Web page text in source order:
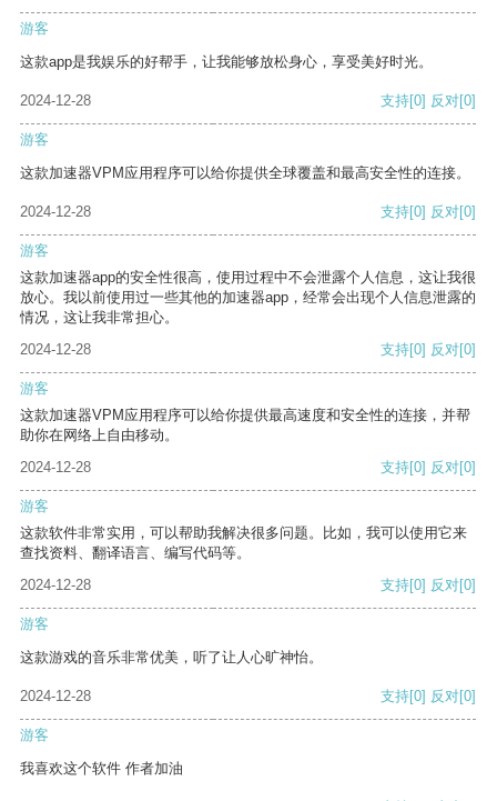
游客
这款app是我娱乐的好帮手，让我能够放松身心，享受美好时光。
2024-12-28 支持[0] 反对[0]
游客
这款加速器VPM应用程序可以给你提供全球覆盖和最高安全性的连接。
2024-12-28 支持[0] 反对[0]
游客
这款加速器app的安全性很高，使用过程中不会泄露个人信息，这让我很
放心。我以前使用过一些其他的加速器app，经常会出现个人信息泄露的
情况，这让我非常担心。
2024-12-28
支持[0] 反对[0]
游客
这款加速器VPM应用程序可以给你提供最高速度和安全性的连接，并帮
助你在网络上自由移动。
2024-12-28
支持[0] 反对[0]
游客
这款软件非常实用，可以帮助我解决很多问题。比如，我可以使用它来
查找资料、翻译语言、编写代码等。
2024-12-28
支持[0] 反对[0]
游客
这款游戏的音乐非常优美，听了让人心旷神怡。
2024-12-28 支持[0] 反对[0]
游客
我喜欢这个软件 作者加油